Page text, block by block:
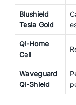
Blushield
Tesla Gold
Qi-Home
Cell
Waveguard
Qi-Shield